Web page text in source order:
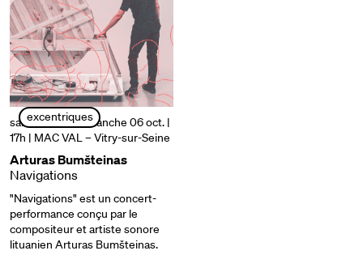
excentriques
samedi 05 et dimanche 06 oct. |
17h | MAC VAL – Vitry-sur-Seine
Arturas Bumšteinas
Navigations
"Navigations" est un concert-
performance conçu par le
compositeur et artiste sonore
lituanien Arturas Bumšteinas.